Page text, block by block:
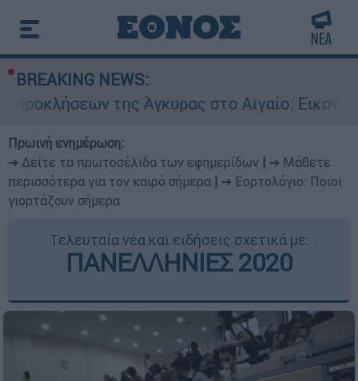
BREAKING NEWS:
της Άγκυρας στο Αιγαίο: Εικονική
Πρωινή ενημέρωση:
➔ Δείτε τα πρωτοσέλιδα των εφημερίδων
➔ Μάθετε
περισσότερα για τον καιρό σήμερα
➔ Εορτολόγιο: Ποιοι
γιορτάζουν σήμερα
Τελευταία νέα και ειδήσεις σχετικά με:
ΠΑΝΕΛΛΗΝΙΕΣ 2020